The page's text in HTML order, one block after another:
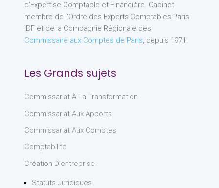
d’Expertise Comptable et Financière. Cabinet
membre de l’Ordre des Experts Comptables Paris
IDF et de la Compagnie Régionale des
Commissaire aux Comptes de Paris, depuis 1971.
Les Grands sujets
Commissariat À La Transformation
Commissariat Aux Apports
Commissariat Aux Comptes
Comptabilité
Création D'entreprise
Statuts Juridiques